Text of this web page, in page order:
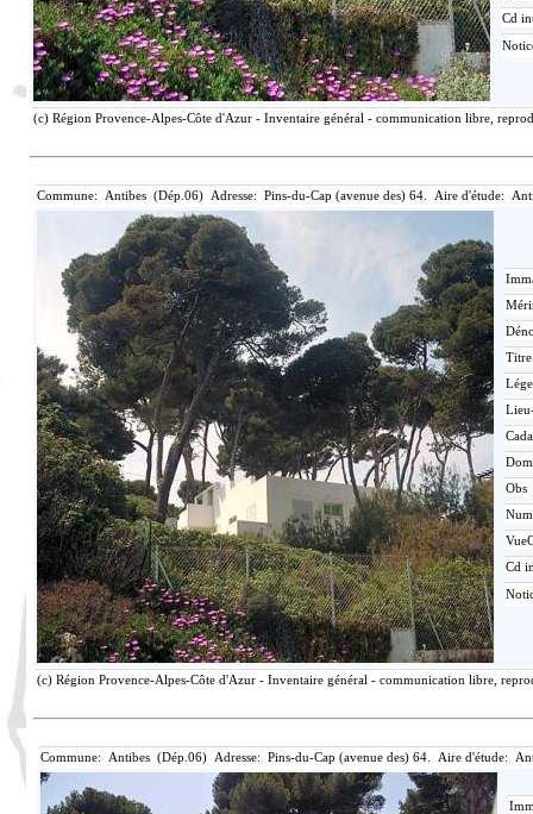
Cd
(c) Région Provence-Alpes-Côte d'Azur - Inventaire général - communication libre,
Commune: Antibes (Dép.06) Adresse: Pins-du-Cap (avenue des) 64. Aire d'étude:
Obs
Cd
(c) Région Provence-Alpes-Côte d'Azur - Inventaire général - communication libre,
Commune: Antibes (Dép.06) Adresse: Pins-du-Cap (avenue des) 64. Aire d'étude: